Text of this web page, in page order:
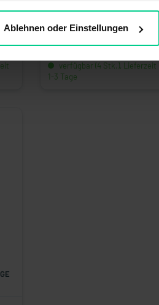
Ablehnen oder Einstellungen
mit
ZMR1120V - Türverriegelung mit
Zuhaltung
verfügbar (4 Stk.), Lieferzeit
1-3 Tage